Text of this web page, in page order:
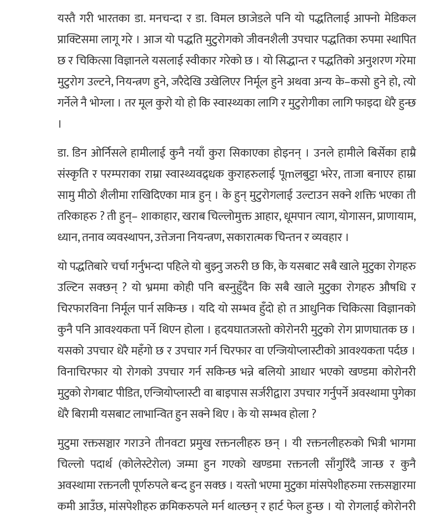
यस्तै गरी भारतका डा. मनचन्दा र डा. विमल छाजेडले पनि यो पद्धतिलाई आफ्नो मेडिकल
प्राक्टिसमा लागू गरे । आज यो पद्धति मुटुरोगको जीवनशैली उपचार पद्धतिका रुपमा स्थापित
छ र चिकित्सा विज्ञानले यसलाई स्वीकार गरेको छ । यो सिद्धान्त र पद्धतिको अनुशरण गरेमा
मुटुरोग उल्टने, नियन्त्रण हुने, जरैदेखि उखेलिएर निर्मूल हुने अथवा अन्य के–कसो हुने हो, त्यो
गर्नेले नै भोग्ला । तर मूल कुरो यो हो कि स्वास्थ्यका लागि र मुटुरोगीका लागि फाइदा धेरै हुन्छ
।
डा. डिन ओर्निसले हामीलाई कुनै नयाँ कुरा सिकाएका होइनन् । उनले हामीले बिर्सेका हाम्रै
संस्कृति र परम्पराका राम्रा स्वास्थ्यवद्र्धक कुराहरुलाई पूmलबुट्टा भरेर, ताजा बनाएर हाम्रा
सामु मीठो शैलीमा राखिदिएका मात्र हुन् । के हुन् मुटुरोगलाई उल्टाउन सक्ने शक्ति भएका ती
तरिकाहरु ? ती हुन्– शाकाहार, खराब चिल्लोमुक्त आहार, धूमपान त्याग, योगासन, प्राणायाम,
ध्यान, तनाव व्यवस्थापन, उत्तेजना नियन्त्रण, सकारात्मक चिन्तन र व्यवहार ।
यो पद्धतिबारे चर्चा गर्नुभन्दा पहिले यो बुझ्नु जरुरी छ कि, के यसबाट सबै खाले मुटुका रोगहरु
उल्टिन सक्छन् ? यो भ्रममा कोही पनि बस्नुहुँदैन कि सबै खाले मुटुका रोगहरु औषधि र
चिरफारविना निर्मूल पार्न सकिन्छ । यदि यो सम्भव हुँदो हो त आधुनिक चिकित्सा विज्ञानको
कुनै पनि आवश्यकता पर्ने थिएन होला । हृदयघातजस्तो कोरोनरी मुटुको रोग प्राणघातक छ ।
यसको उपचार धेरै महँगो छ र उपचार गर्न चिरफार वा एन्जियोप्लास्टीको आवश्यकता पर्दछ ।
विनाचिरफार यो रोगको उपचार गर्न सकिन्छ भन्ने बलियो आधार भएको खण्डमा कोरोनरी
मुटुको रोगबाट पीडित, एन्जियोप्लास्टी वा बाइपास सर्जरीद्वारा उपचार गर्नुपर्ने अवस्थामा पुगेका
धेरै बिरामी यसबाट लाभान्वित हुन सक्ने थिए । के यो सम्भव होला ?
मुटुमा रक्तसञ्चार गराउने तीनवटा प्रमुख रक्तनलीहरु छन् । यी रक्तनलीहरुको भित्री भागमा
चिल्लो पदार्थ (कोलेस्टेरोल) जम्मा हुन गएको खण्डमा रक्तनली साँगुरिँदै जान्छ र कुनै
अवस्थामा रक्तनली पूर्णरुपले बन्द हुन सक्छ । यस्तो भएमा मुटुका मांसपेशीहरुमा रक्तसञ्चारमा
कमी आउँछ, मांसपेशीहरु क्रमिकरुपले मर्न थाल्छन् र हार्ट फेल हुन्छ । यो रोगलाई कोरोनरी